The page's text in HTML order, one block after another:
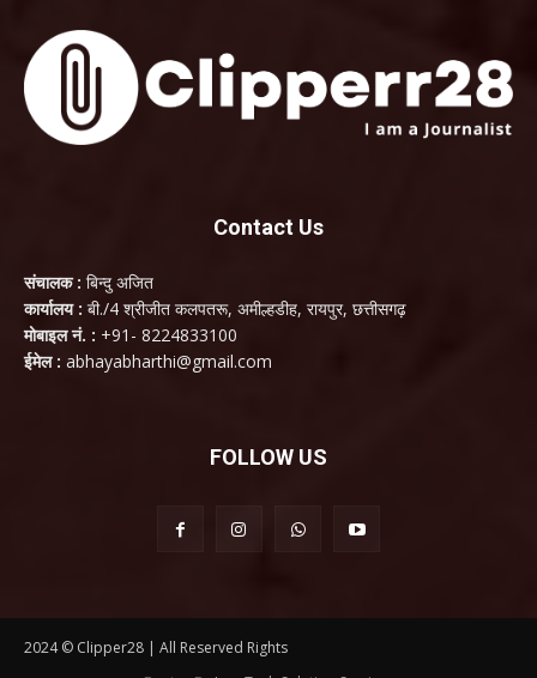
Contact Us
संचालक : बिन्दु अजित
कार्यालय : बी./4 श्रीजीत कलपतरू, अमील्हडीह, रायपुर, छत्तीसगढ़
मोबाइल नं. : +91- 8224833100
ईमेल : abhayabharthi@gmail.com
FOLLOW US
2024 © Clipper28 | All Reserved Rights